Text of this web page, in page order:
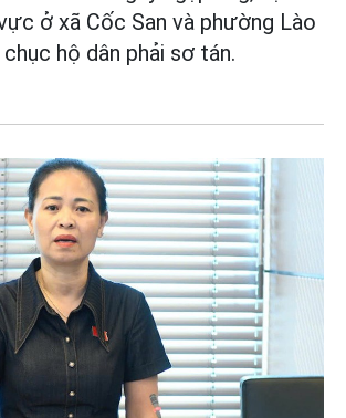
ở xã Cốc San và phường Lào
chục hộ dân phải sơ tán.